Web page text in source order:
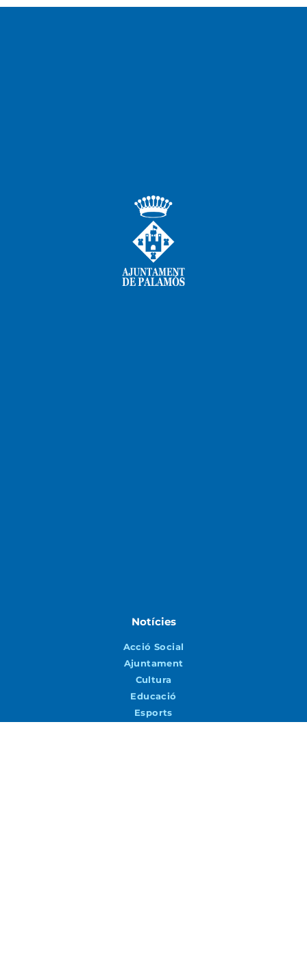
Notícies
Acció Social
Ajuntament
Cultura
Educació
Esports